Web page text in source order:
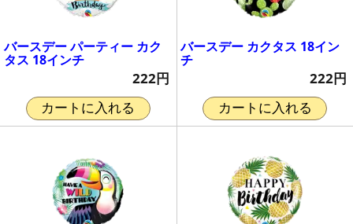
バースデー パーティー カク
タス 18インチ
222円
カートに入れる
バースデー カクタス 18イン
チ
222円
カートに入れる